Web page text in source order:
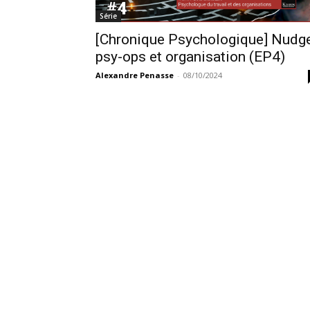
Série
[Chronique Psychologique]
psy-ops et organisation (EP4)
Alexandre Penasse - 08/10/2024